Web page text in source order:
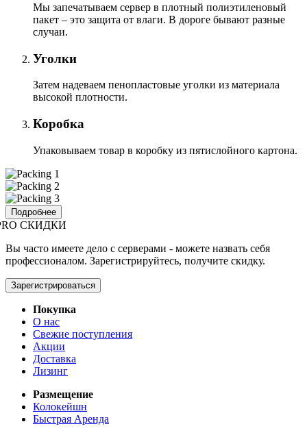
Мы запечатываем сервер в плотный полиэтиленовый
пакет – это защита от влаги. В дороге бывают разные
случаи.
Уголки
Затем надеваем пенопластовые уголки из материала
высокой плотности.
Коробка
Упаковываем товар в коробку из пятислойного картона.
Подробнее
СКИДКИ
Вы часто имеете дело с серверами - можете назвать себя
профессионалом. Зарегистрируйтесь, получите скидку.
Зарегистрироваться
Покупка
О нас
Свежие поступления
Акции
Доставка
Лизинг
Размещение
Колокейшн
Быстрая Аренда